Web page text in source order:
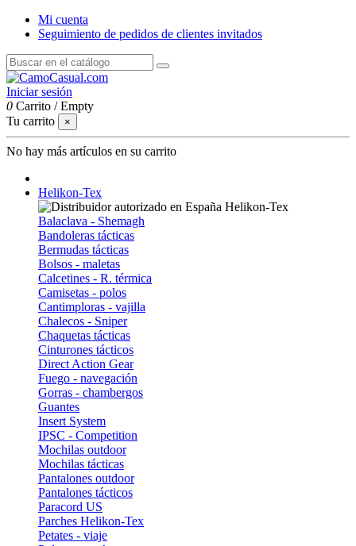
Mi cuenta
Seguimiento de pedidos de clientes invitados
Iniciar sesión
0 Carrito /Empty
Tu carrito
×
No hay más artículos en su carrito
Helikon-Tex
Balaclava - Shemagh
Bandoleras tácticas
Bermudas tácticas
Bolsos - maletas
Calcetines - R. térmica
Camisetas - polos
Cantimploras - vajilla
Chalecos - Sniper
Chaquetas tácticas
Cinturones tácticos
Direct Action Gear
Fuego - navegación
Gorras - chambergos
Guantes
Insert System
IPSC - Competition
Mochilas outdoor
Mochilas tácticas
Pantalones outdoor
Pantalones tácticos
Paracord US
Parches Helikon-Tex
Petates - viaje